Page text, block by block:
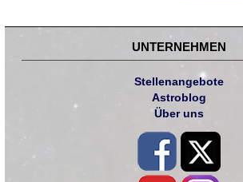
UNTERNEHMEN
Stellenangebote
Astroblog
Über uns